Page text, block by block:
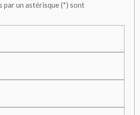
par un astérisque (*) sont